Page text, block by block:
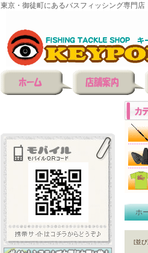
東京・御徒町にあるバスフィッシング専門
ホ
[並